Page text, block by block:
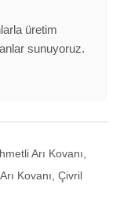
üretim
sunuyoruz.
Arı Kovanı,
Kovanı, Çivril